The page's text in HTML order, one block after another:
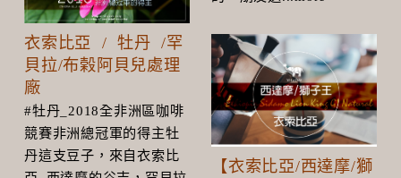
衣索比亞 / 牡丹 /罕
貝拉/布榖阿貝兒處理
廠
#牡丹_2018全非洲區咖啡
競賽非洲總冠軍的得主牡
丹這支豆子，來自衣索比
【衣索比亞/西達摩/獅